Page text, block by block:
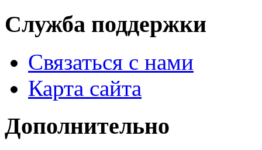
Служба поддержки
Связаться с нами
Карта сайта
Дополнительно